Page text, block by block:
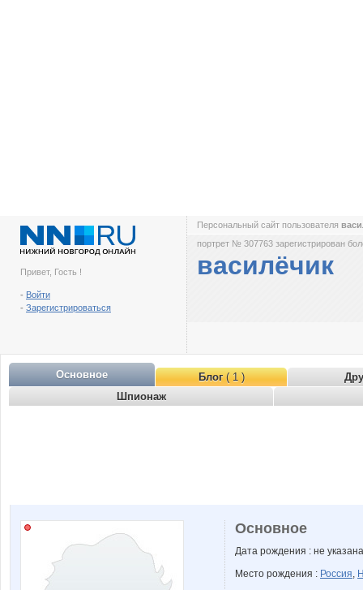
Привет, Гость !
- Войти
- Зарегистрироваться
Персональный сайт пользователя
портрет № 307763 зарегистрирован
василёчик
Основное Блог( 1 )
Шпионаж
Основное
Дата рождения : не указана
Место рождения : Россия,